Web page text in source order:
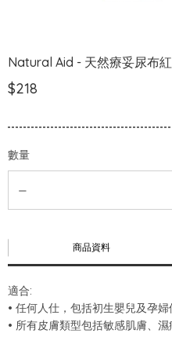
Natural Aid - 天然療妥尿布
$218
數量
商品資料
適合:
• 任何人仕，包括初生嬰兒及孕婦
• 所有皮膚類型包括敏感肌膚、